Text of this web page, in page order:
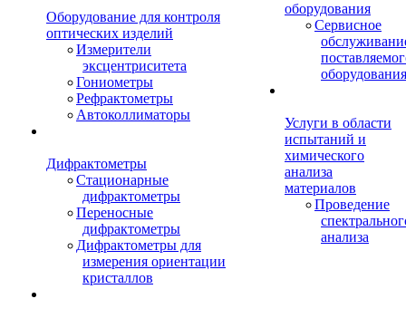
Оборудование для контроля
оптических изделий
Измерители
эксцентриситета
Гониометры
Рефрактометры
Автоколлиматоры
Дифрактометры
Стационарные
дифрактометры
Переносные
дифрактометры
Дифрактометры для
измерения ориентации
кристаллов
оборудования
Сервисное
оборудования
Услуги в области
испытаний и
химического
анализа
материалов
Проведение
анализа